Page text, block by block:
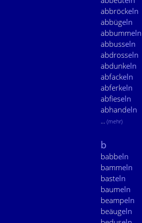
abbröckeln
abbügeln
abbummeln
abbusseln
abdrosseln
abdunkeln
abfackeln
abferkeln
abfieseln
abhandeln
... (mehr)
b
babbeln
bammeln
basteln
baumeln
beampeln
beäugeln